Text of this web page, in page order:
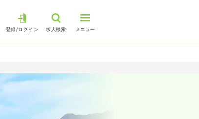
登録/ログイン 求人検索 メニュー